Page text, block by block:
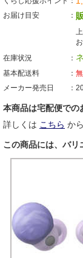
お届け目安
在庫状況
基本配送料
メーカー発売日
本商品は宅配便での
詳しくは こちら か
この商品には、バリ